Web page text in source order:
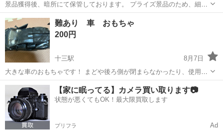
景品獲得後、暗所にて保管しております。 プライズ景品のため、細か
な箱傷等ある場合はご了承ください。 ワンピース ONEPIECE グラ
ンディスタ Grqndista マーシャル・D・ティーチ 黒ひげ フィギ
ュア
大阪 豊中市 桃山台駅 フィギュア
難あり 車 おもちゃ
200円
十三駅
8月7日
大きな車のおもちゃです！ まどや後ろ側が閉まらなかったり、使用感
あります。 淀川区の自宅まで取りに来ていただける方よろしくお願い
します！
大阪 大阪市 十三駅 おもちゃ
【家に眠ってる】カメラ買い取ります📷
状態が悪くてもOK！最大限買取します
プリフラ Ad